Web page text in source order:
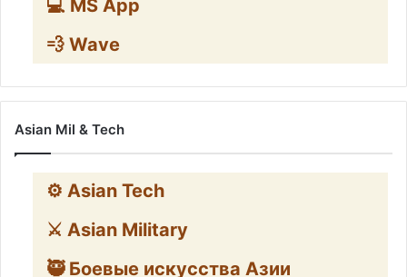
💻 MS App
💨 Wave
Asian Mil & Tech
⚙️ Asian Tech
⚔️ Asian Military
🥷 Боевые искусства Азии